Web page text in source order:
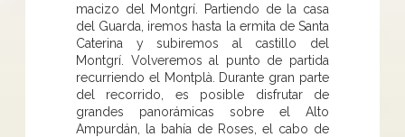
macizo del Montgrí. Partiendo de la casa
del Guarda, iremos hasta la ermita de Santa
Caterina y subiremos al castillo del
Montgrí. Volveremos al punto de partida
recurriendo el Montplà. Durante gran parte
del recorrido, es posible disfrutar de
grandes panorámicas sobre el Alto
Ampurdán, la bahía de Roses, el cabo de